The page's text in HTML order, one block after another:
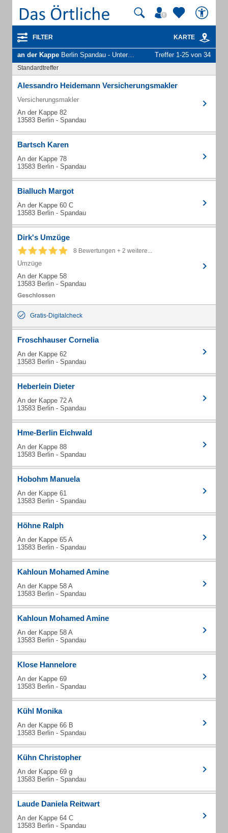
FILTER KARTE
an der Kappe Berlin Spandau - Unternehmen und Personen Treffer 1-25 von 34
Standardtreffer
Alessandro Heidemann Versicherungsmakler
Versicherungsmakler
An der Kappe 82
13583 Berlin - Spandau
Bartsch Karen
An der Kappe 78
13583 Berlin - Spandau
Bialluch Margot
An der Kappe 60 C
13583 Berlin - Spandau
Dirk's Umzüge
8 Bewertungen + 2 weitere...
Umzüge
An der Kappe 58
13583 Berlin - Spandau
Gratis-Digitalcheck
Froschhauser Cornelia
An der Kappe 62
13583 Berlin - Spandau
Heberlein Dieter
An der Kappe 72 A
13583 Berlin - Spandau
Hme-Berlin Eichwald
An der Kappe 88
13583 Berlin - Spandau
Hobohm Manuela
An der Kappe 61
13583 Berlin - Spandau
Höhne Ralph
An der Kappe 65 A
13583 Berlin - Spandau
Kahloun Mohamed Amine
An der Kappe 58 A
13583 Berlin - Spandau
Kahloun Mohamed Amine
An der Kappe 58 A
13583 Berlin - Spandau
Klose Hannelore
An der Kappe 69
13583 Berlin - Spandau
Kühl Monika
An der Kappe 66 B
13583 Berlin - Spandau
Kühn Christopher
An der Kappe 69 g
13583 Berlin - Spandau
Laude Daniela Reitwart
An der Kappe 64 C
13583 Berlin - Spandau